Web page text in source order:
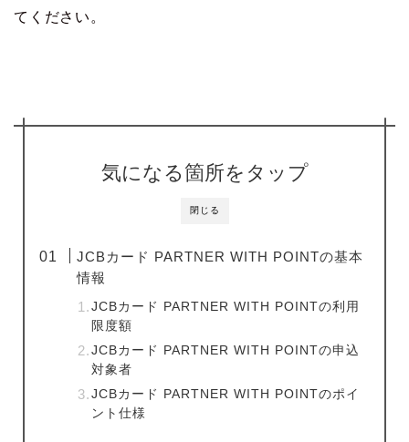
てください。
閉じる
気になる箇所をタップ
JCBカード PARTNER WITH POINTの基本
情報
JCBカード PARTNER WITH POINTの利用
限度額
JCBカード PARTNER WITH POINTの申込
対象者
JCBカード PARTNER WITH POINTのポイ
ント仕様